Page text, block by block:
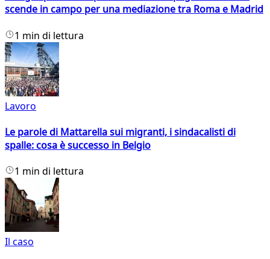
scende in campo per una mediazione tra Roma e Madrid
1 min di lettura
Lavoro
Le parole di Mattarella sui migranti, i sindacalisti di
spalle: cosa è successo in Belgio
1 min di lettura
Il caso